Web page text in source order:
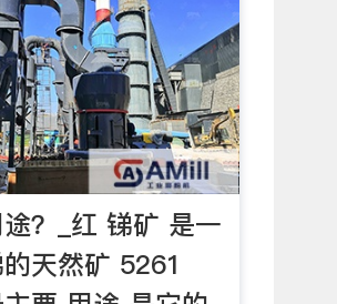
？_红 锑矿 是一
天然矿 5261